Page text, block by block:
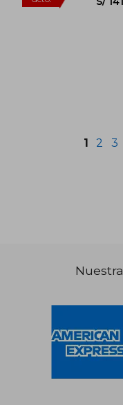
1 2 3